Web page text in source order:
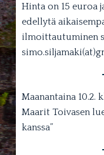
Hinta on 15 euroa
edellytä
ilmoittautuminen
Maanantaina 10.2.
Maarit Toivasen
kanssa”